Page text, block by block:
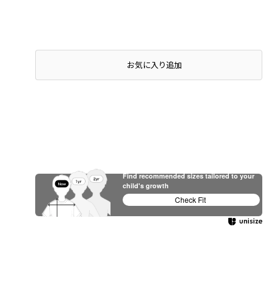
店頭在庫を確認するお気に入り追加
Find recommended sizes tailored to your
child's growth
Check Fit